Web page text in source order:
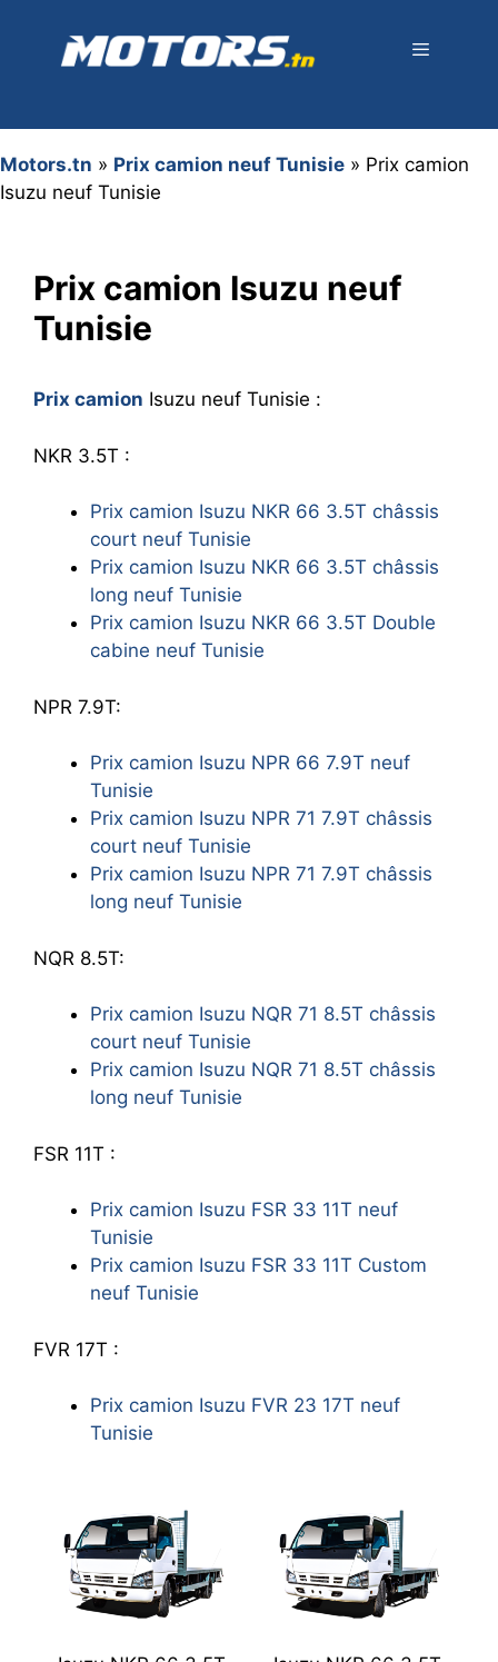
contenu
Motors.tn » Prix camion neuf Tunisie » Prix camion
Isuzu neuf Tunisie
Prix camion Isuzu neuf
Tunisie
Prix camion Isuzu neuf Tunisie :
NKR 3.5T :
Prix camion Isuzu NKR 66 3.5T châssis
court neuf Tunisie
Prix camion Isuzu NKR 66 3.5T châssis
long neuf Tunisie
Prix camion Isuzu NKR 66 3.5T Double
cabine neuf Tunisie
NPR 7.9T:
Prix camion Isuzu NPR 66 7.9T neuf
Tunisie
Prix camion Isuzu NPR 71 7.9T châssis
court neuf Tunisie
Prix camion Isuzu NPR 71 7.9T châssis
long neuf Tunisie
NQR 8.5T:
Prix camion Isuzu NQR 71 8.5T châssis
court neuf Tunisie
Prix camion Isuzu NQR 71 8.5T châssis
long neuf Tunisie
FSR 11T :
Prix camion Isuzu FSR 33 11T neuf
Tunisie
Prix camion Isuzu FSR 33 11T Custom
neuf Tunisie
FVR 17T :
Prix camion Isuzu FVR 23 17T neuf
Tunisie